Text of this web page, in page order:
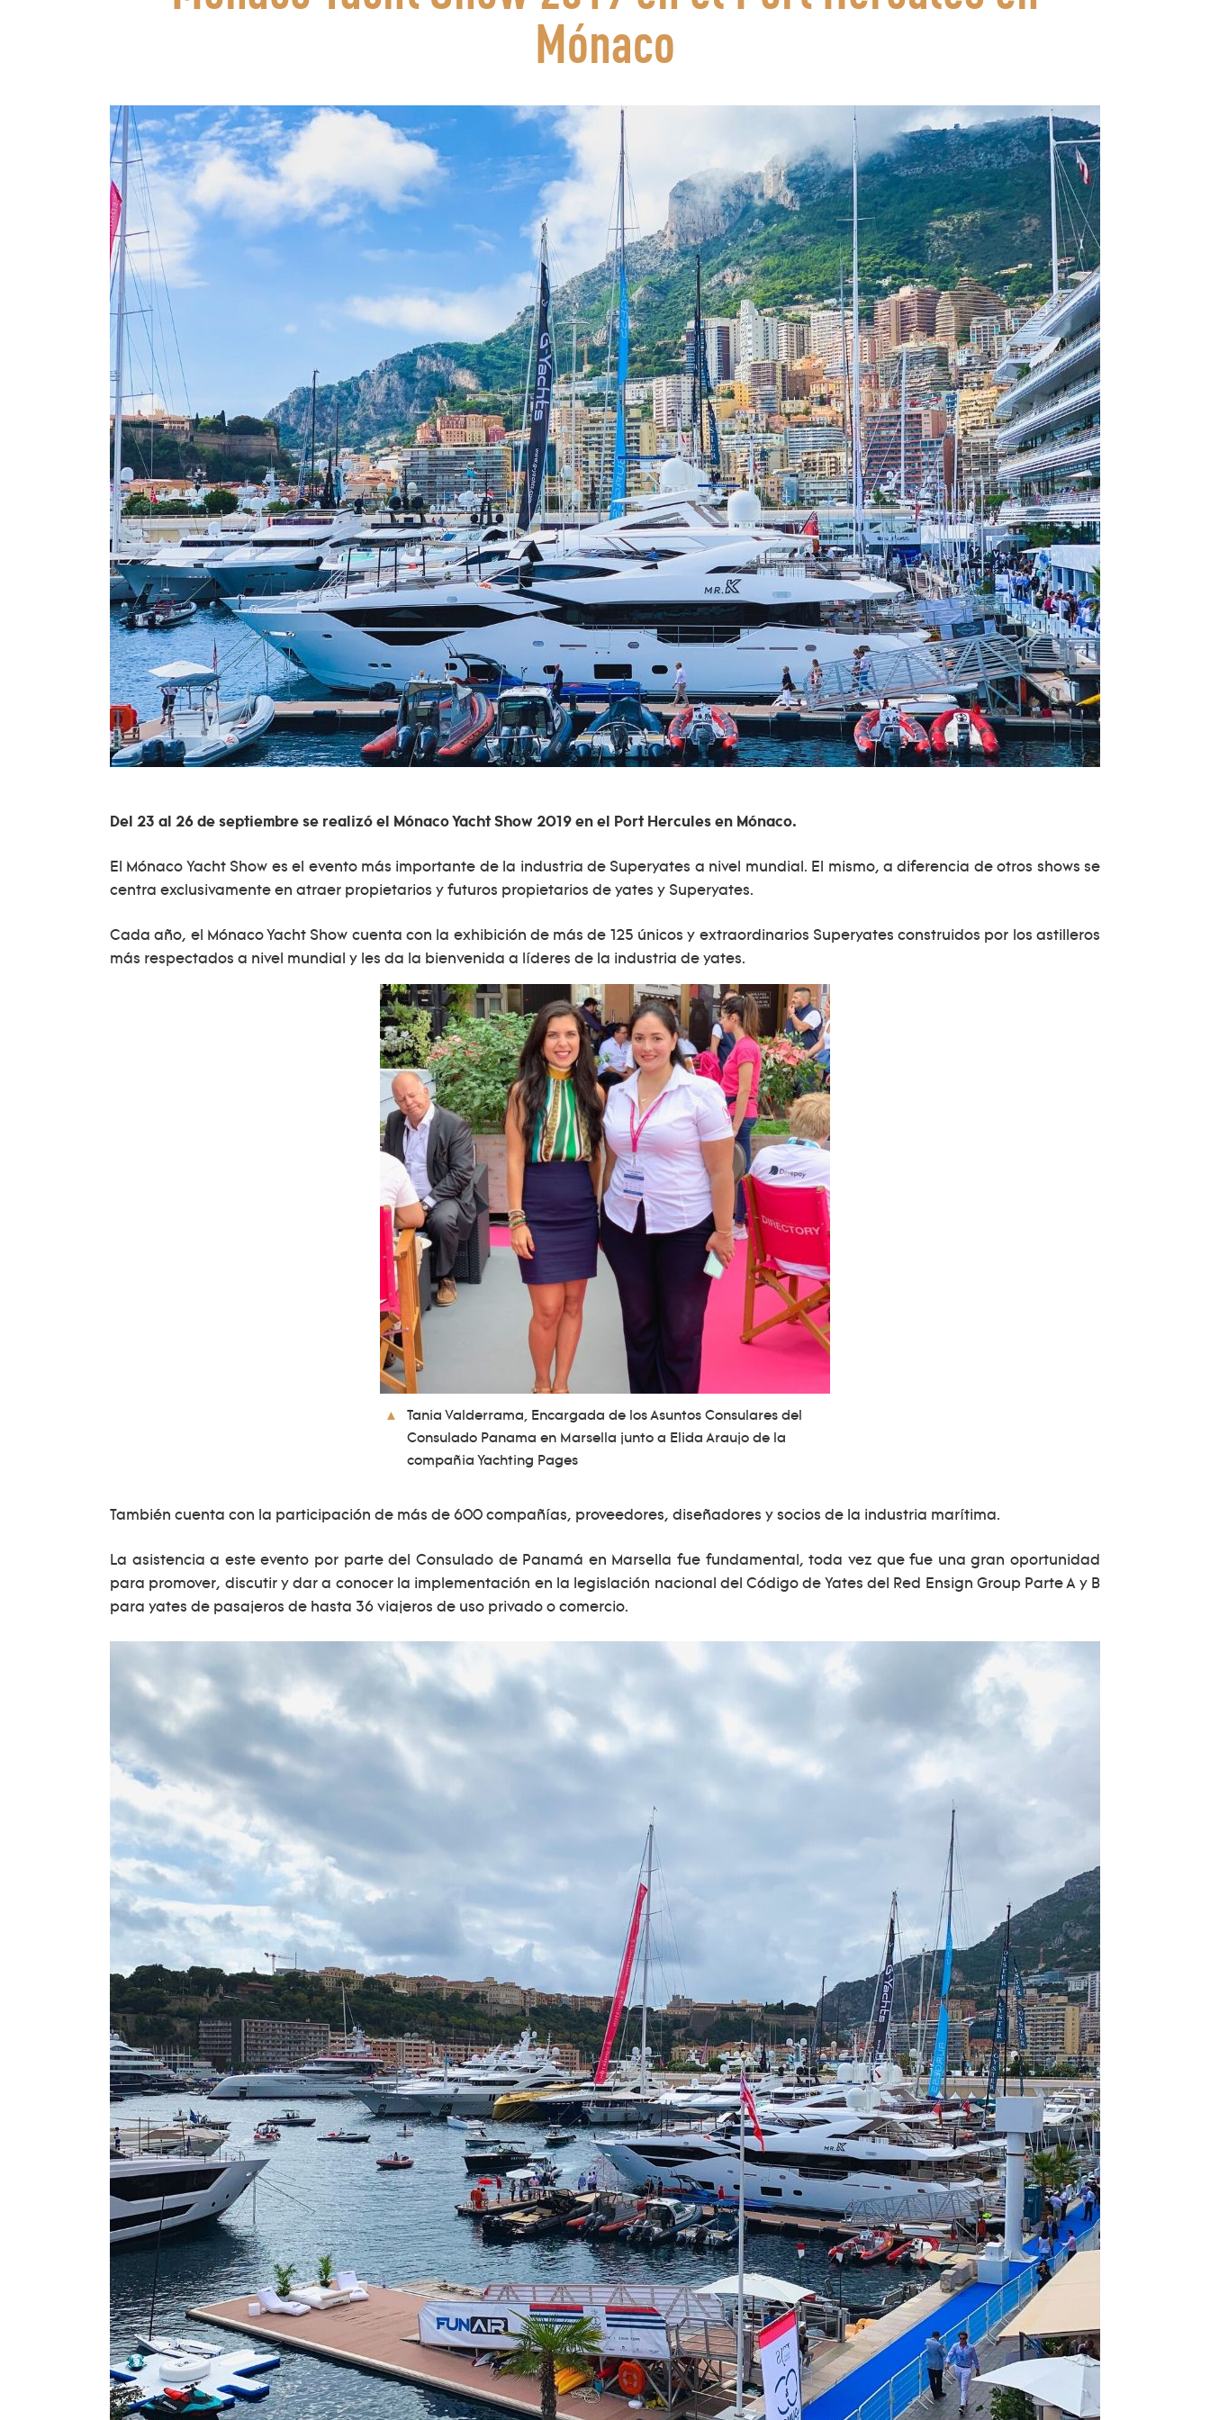
Mónaco
Del 23 al 26 de septiembre se realizó el Mónaco Yacht Show 2019 en el Port Hercules en Mónaco.
El Mónaco Yacht Show es el evento más importante de la industria de Superyates a nivel mundial. El mismo, a diferencia de otros shows se
centra exclusivamente en atraer propietarios y futuros propietarios de yates y Superyates.
Cada año, el Mónaco Yacht Show cuenta con la exhibición de más de 125 únicos y extraordinarios Superyates construidos por los astilleros
más respectados a nivel mundial y les da la bienvenida a líderes de la industria de yates.
Tania Valderrama, Encargada de los Asuntos Consulares del
Consulado Panama en Marsella junto a Elida Araujo de la
compañia Yachting Pages
También cuenta con la participación de más de 600 compañías, proveedores, diseñadores y socios de la industria marítima.
La asistencia a este evento por parte del Consulado de Panamá en Marsella fue fundamental, toda vez que fue una gran oportunidad
para promover, discutir y dar a conocer la implementación en la legislación nacional del Código de Yates del Red Ensign Group Parte A y B
para yates de pasajeros de hasta 36 viajeros de uso privado o comercio.